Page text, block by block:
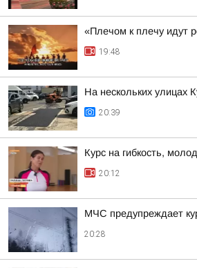
«Плечом к плечу идут
19:48
На нескольких улицах
20:39
Курс на гибкость,
20:12
МЧС предупреждает
20:28